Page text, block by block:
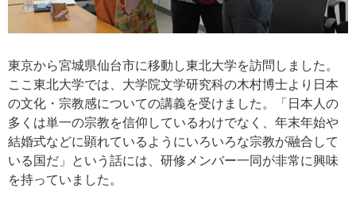
東京から宮城県仙台市に移動し東北大学を訪問しました。
ここ東北大学では、大学院文学研究科の木村博士より日本
の文化・宗教感についての講義を受けました。「日本人の
多くは単一の宗教を信仰しているわけでなく、年末年始や
結婚式などに顕れているようにいろいろな宗教が融合して
いる国だ」という話には、研修メンバー一同が非常に興味
を持っていました。